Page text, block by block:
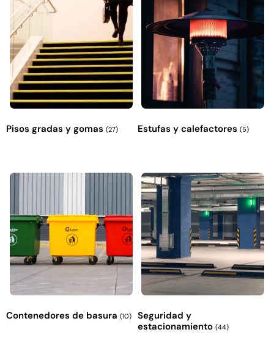
Pisos gradas y gomas (27) Estufas y calefactores (5)
Contenedores de basura (10)
Seguridad y
estacionamiento (44)